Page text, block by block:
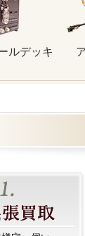
ルデッキ